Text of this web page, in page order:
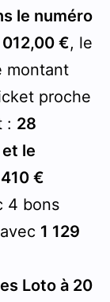
le numéro
€, le
montant
proche
: 28
le
€
4 bons
1 129
Loto à 20